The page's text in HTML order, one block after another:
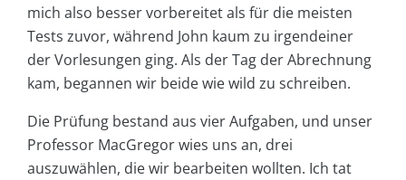
mich also besser vorbereitet als für die meisten
Tests zuvor, während John kaum zu irgendeiner
der Vorlesungen ging. Als der Tag der Abrechnung
kam, begannen wir beide wie wild zu schreiben.
Die Prüfung bestand aus vier Aufgaben, und unser
Professor MacGregor wies uns an, drei
auszuwählen, die wir bearbeiten wollten. Ich tat